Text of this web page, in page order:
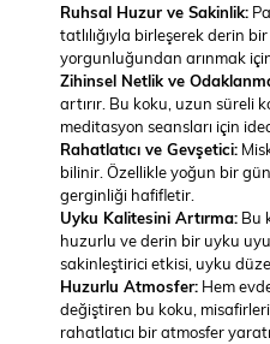
Ruhsal Huzur ve Sakinlik:
tatlılığıyla birleşerek derin
yorgunluğundan arınmak
Zihinsel Netlik ve
artırır. Bu koku, uzun süreli
meditasyon seansları için
Rahatlatıcı ve Gevşetici:
bilinir. Özellikle yoğun bir
gerginliği hafifletir.
Uyku Kalitesini Artırma: Bu
huzurlu ve derin bir uyku
sakinleştirici etkisi, uyku
Huzurlu Atmosfer: Hem
değiştiren bu koku,
rahatlatıcı bir atmosfer